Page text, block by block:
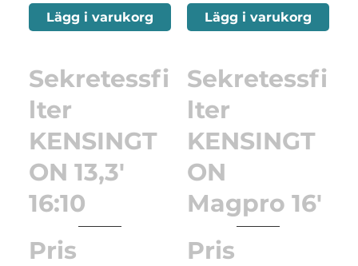
Lägg i varukorg Lägg i varukorg
Sekretessfi
lter
KENSINGT
ON 13,3'
16:10
Pris
Sekretessfi
lter
KENSINGT
ON
Magpro 16'
Pris